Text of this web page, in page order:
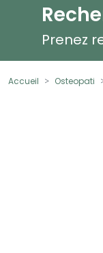
Prenez
Accueil Osteopati